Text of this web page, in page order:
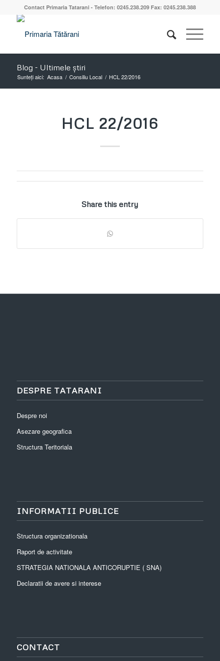
Contact Primaria Tatarani - Telefon: 0245.238.209 Fax: 0245.238.388
Blog - Ultimele știri
Sunteți aici: Acasa / Consiliu Local / HCL 22/2016
HCL 22/2016
Share this entry
DESPRE TATARANI
Despre noi
Asezare geografica
Structura Teritoriala
INFORMATII PUBLICE
Structura organizationala
Raport de activitate
STRATEGIA NATIONALA ANTICORUPTIE ( SNA)
Declaratii de avere si interese
CONTACT